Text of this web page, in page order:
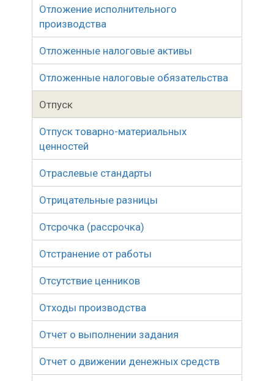
Отложение исполнительного
производства
Отложенные налоговые активы
Отложенные налоговые обязательства
Отпуск
Отпуск товарно-материальных
ценностей
Отраслевые стандарты
Отрицательные разницы
Отсрочка (рассрочка)
Отстранение от работы
Отсутствие ценников
Отходы производства
Отчет о выполнении задания
Отчет о движении денежных средств